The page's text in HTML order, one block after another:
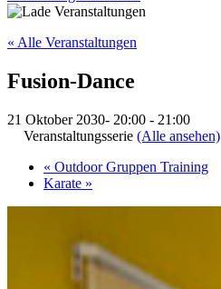
« Alle Veranstaltungen
Fusion-Dance
21 Oktober 2030- 20:00 - 21:00
Veranstaltungsserie (Alle ansehen)
« Outdoor Gruppen Training
Karate »